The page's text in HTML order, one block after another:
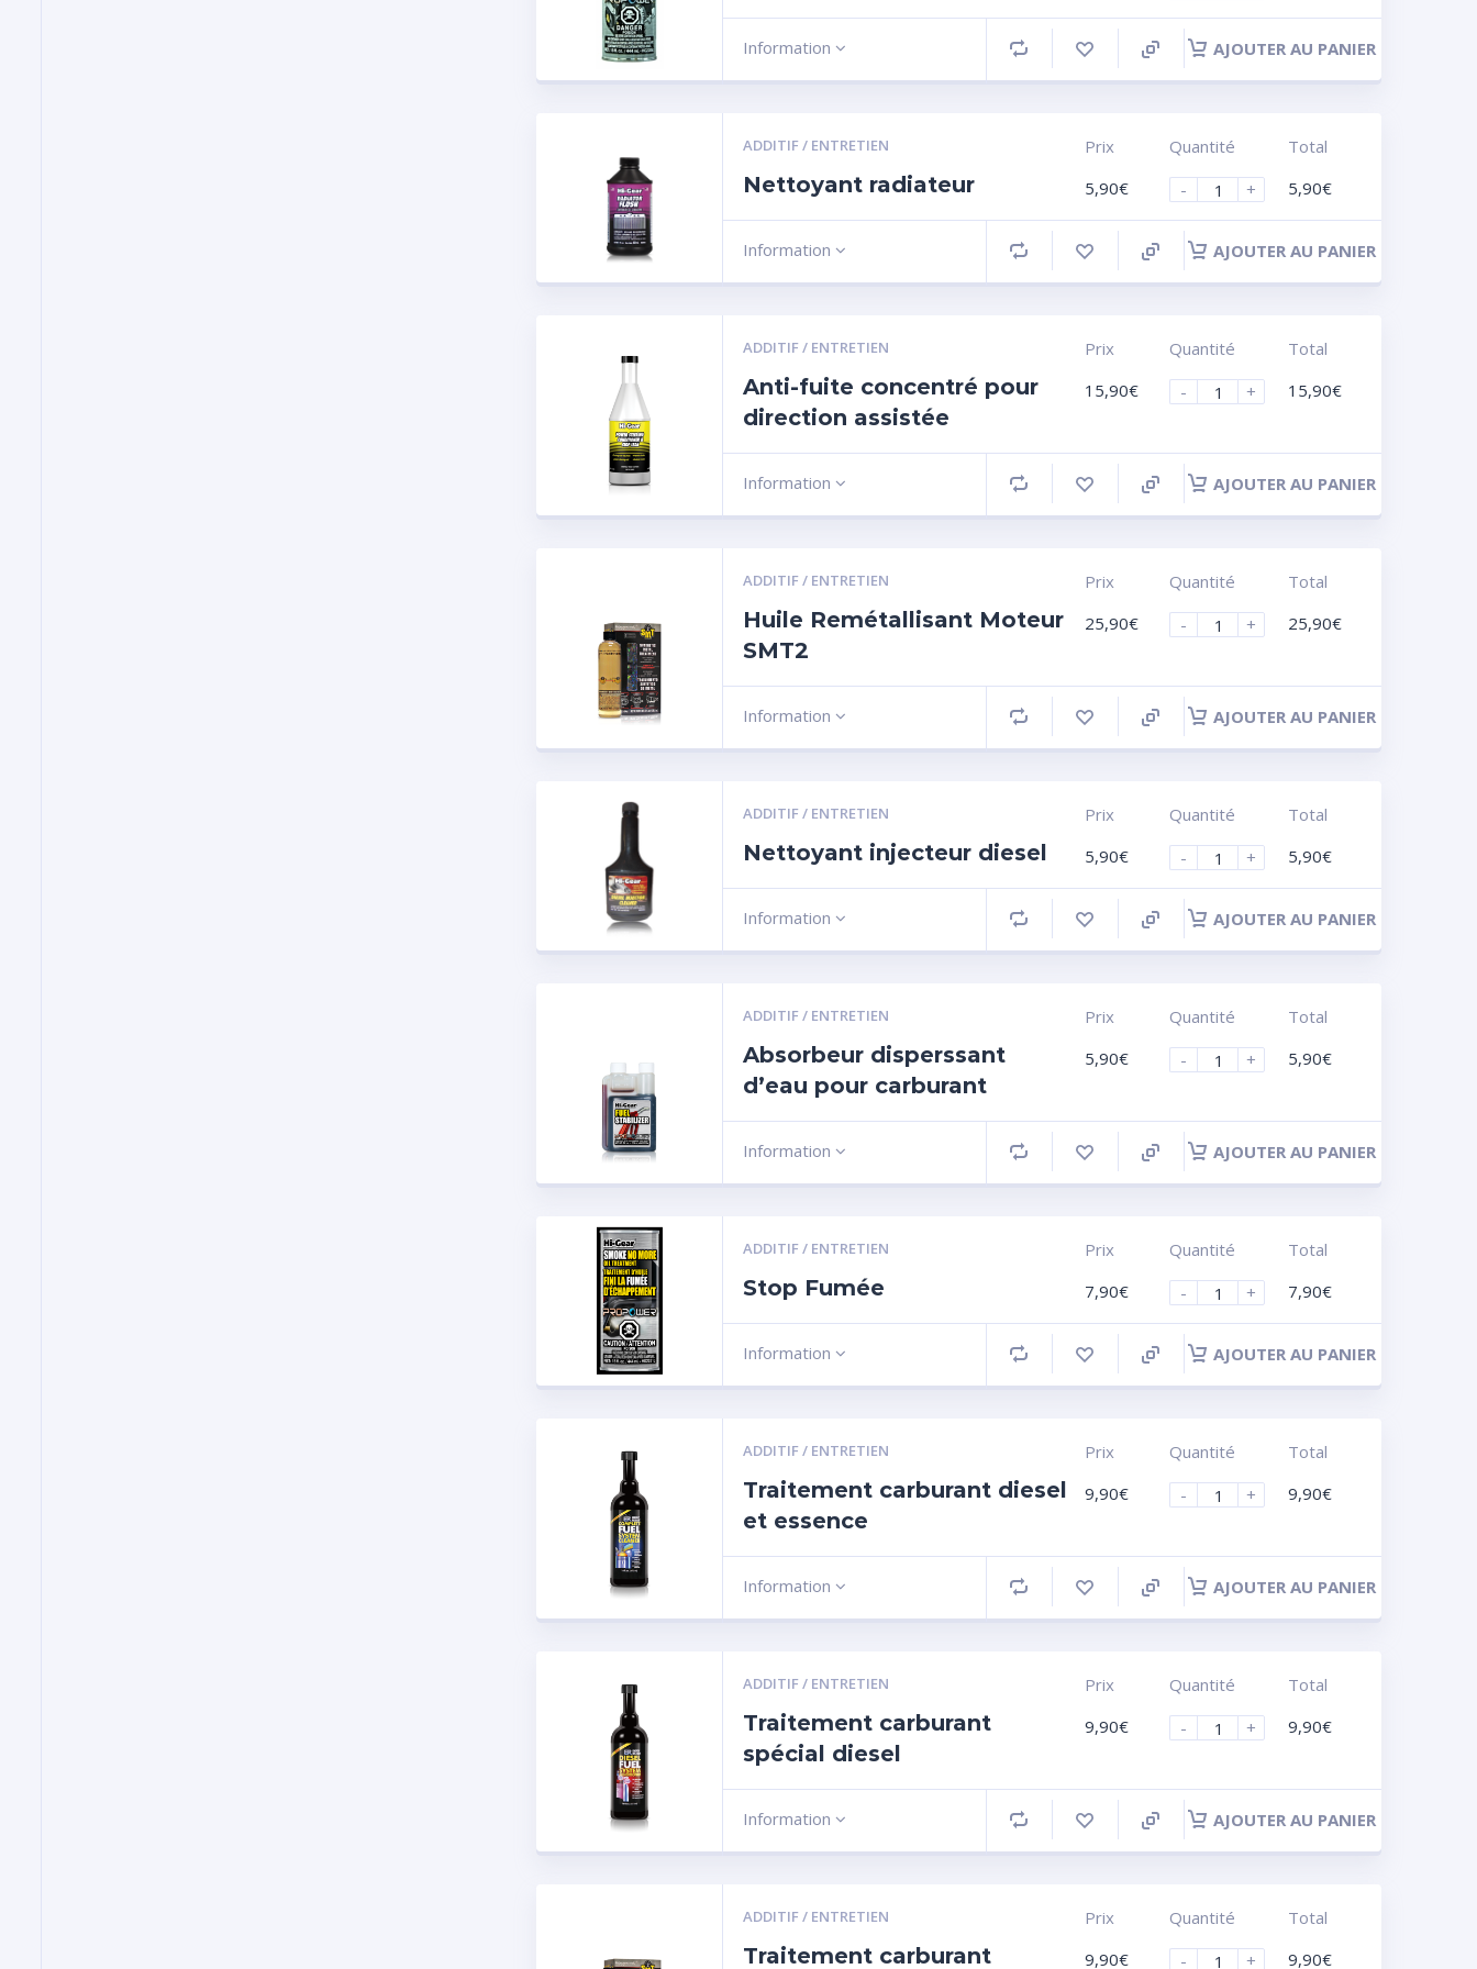
Information AJOUTER AU PANIER
ADDITIF / ENTRETIEN
Nettoyant radiateur
Prix
5,90€
Quantité
-
+
Total
5,90€
Information AJOUTER AU PANIER
ADDITIF / ENTRETIEN
Anti-fuite concentré pour
direction assistée
Prix
15,90€
Quantité
-
+
Total
15,90€
Information AJOUTER AU PANIER
ADDITIF / ENTRETIEN
Huile Remétallisant Moteur
SMT2
Prix
25,90€
Quantité
-
+
Total
25,90€
Information AJOUTER AU PANIER
ADDITIF / ENTRETIEN
Nettoyant injecteur diesel
Prix
5,90€
Quantité
-
+
Total
5,90€
Information AJOUTER AU PANIER
ADDITIF / ENTRETIEN
Absorbeur disperssant
d’eau pour carburant
Prix
5,90€
Quantité
-
+
Total
5,90€
Information AJOUTER AU PANIER
ADDITIF / ENTRETIEN
Stop Fumée
Prix
7,90€
Quantité
-
+
Total
7,90€
Information AJOUTER AU PANIER
ADDITIF / ENTRETIEN
Traitement carburant diesel
et essence
Prix
9,90€
Quantité
-
+
Total
9,90€
Information AJOUTER AU PANIER
ADDITIF / ENTRETIEN
Traitement carburant
spécial diesel
Prix
9,90€
Quantité
-
+
Total
9,90€
Information AJOUTER AU PANIER
ADDITIF / ENTRETIEN
Traitement carburant
Prix
9,90€
Quantité
-
+
Total
9,90€